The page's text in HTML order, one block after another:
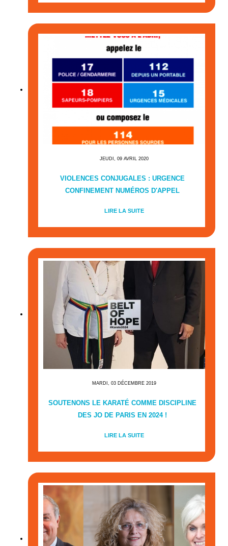
JEUDI, 09 AVRIL 2020
VIOLENCES CONJUGALES : URGENCE
CONFINEMENT NUMÉROS D'APPEL
LIRE LA SUITE
MARDI, 03 DÉCEMBRE 2019
SOUTENONS LE KARATÉ COMME DISCIPLINE
DES JO DE PARIS EN 2024 !
LIRE LA SUITE